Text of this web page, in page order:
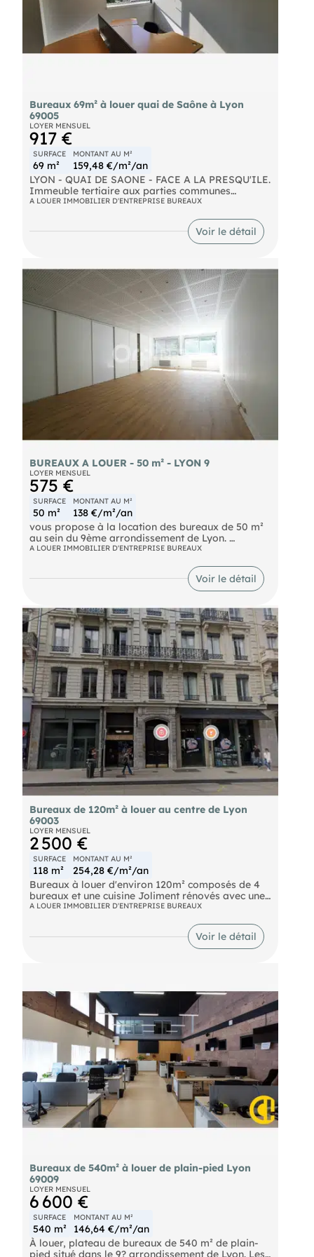
Bureaux 69m² à louer quai de Saône à Lyon
69005
LOYER MENSUEL
917 €
SURFACE
69 m²
MONTANT AU M²
159,48 €/m²/an
LYON - QUAI DE SAONE - FACE A LA PRESQU'ILE.
Immeuble tertiaire aux parties communes
rénovées. Bureaux à louer d'une surface de 69 m².
stationnement possible dans l'immeuble en sus.
Accès PMR. Frais d'agence : 30% HT d'un an de
loyer HT HC à la charge du preneur.
A LOUER IMMOBILIER D'ENTREPRISE BUREAUX
Voir le détail
BUREAUX A LOUER - 50 m² - LYON 9
LOYER MENSUEL
575 €
SURFACE
50 m²
MONTANT AU M²
138 €/m²/an
vous propose à la location des bureaux de 50 m²
au sein du 9ème arrondissement de Lyon.
- Loyer annuel : 6900 € HTHC
- Charges annuelles : 848.5 € HT
- Honoraires : 15% HT à la charge du preneur (soit
1 035,00 € HT)
A LOUER IMMOBILIER D'ENTREPRISE BUREAUX
Voir le détail
Bureaux de 120m² à louer au centre de Lyon
69003
LOYER MENSUEL
2 500 €
SURFACE
118 m²
MONTANT AU M²
254,28 €/m²/an
Bureaux à louer d'environ 120m² composés de 4
bureaux et une cuisine Joliment rénovés avec une
belle hauteur sous plafonds et lumineux En plein
A LOUER IMMOBILIER D'ENTREPRISE BUREAUX
Voir le détail
Bureaux de 540m² à louer de plain-pied Lyon
69009
LOYER MENSUEL
6 600 €
SURFACE
540 m²
MONTANT AU M²
146,64 €/m²/an
À louer, plateau de bureaux de 540 m² de plain-
pied situé dans le 9? arrondissement de Lyon. Les